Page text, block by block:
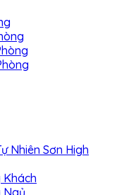
Nhiên Sơn High
Khách
Ngủ